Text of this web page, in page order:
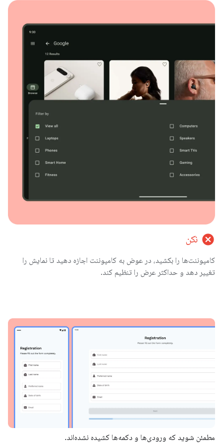
cancel نکن
کامپوننت‌ها را بکشید، در عوض به کامپوننت اجازه دهید تا نمایش را
تغییر دهد و حداکثر عرض را تنظیم کند.
مطمئن شوید که ورودی‌ها و دکمه‌ها کشیده نشده‌اند.